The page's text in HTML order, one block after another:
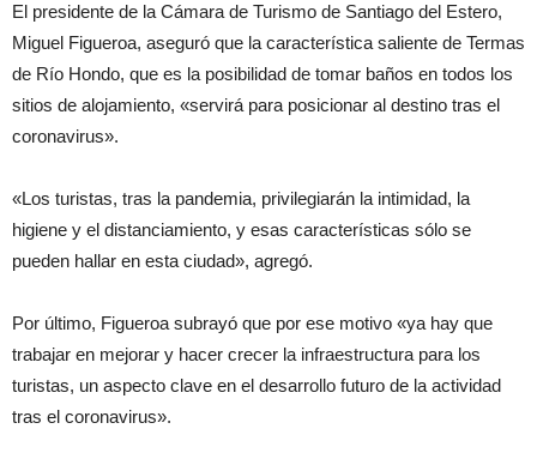
El presidente de la Cámara de Turismo de Santiago del Estero,
Miguel Figueroa, aseguró que la característica saliente de Termas
de Río Hondo, que es la posibilidad de tomar baños en todos los
sitios de alojamiento, «servirá para posicionar al destino tras el
coronavirus».
«Los turistas, tras la pandemia, privilegiarán la intimidad, la
higiene y el distanciamiento, y esas características sólo se
pueden hallar en esta ciudad», agregó.
Por último, Figueroa subrayó que por ese motivo «ya hay que
trabajar en mejorar y hacer crecer la infraestructura para los
turistas, un aspecto clave en el desarrollo futuro de la actividad
tras el coronavirus».